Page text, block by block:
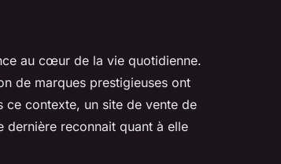
au cœur de la vie quotidienne.
de marques prestigieuses ont
ce contexte, un site de vente de
dernière reconnait quant à elle